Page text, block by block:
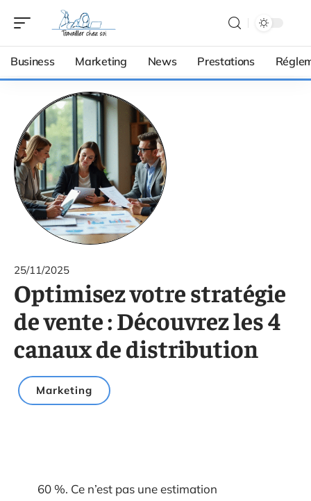
Business Marketing News Prestations
25/11/2025
Optimisez votre stratégie
de vente : Découvrez les 4
canaux de distribution
Marketing
60 %. Ce n’est pas une estimation